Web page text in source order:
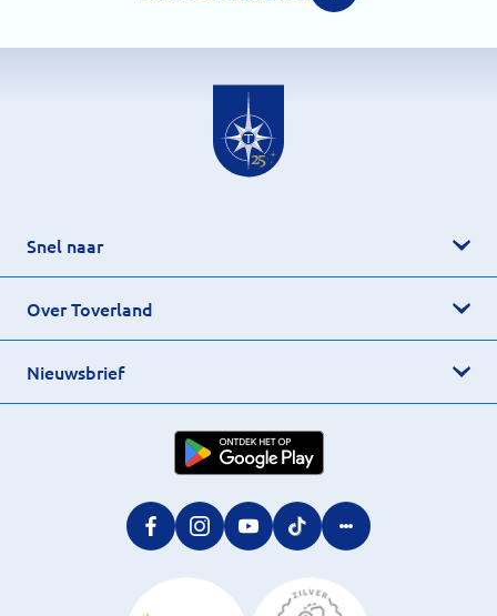
Snel naar
Over Toverland
Nieuwsbrief